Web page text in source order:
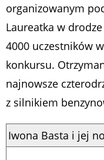
organizowanym
Laureatka w
4000 uczestników
konkursu.
najnowsze
z silnikiem
Iwona Basta i jej